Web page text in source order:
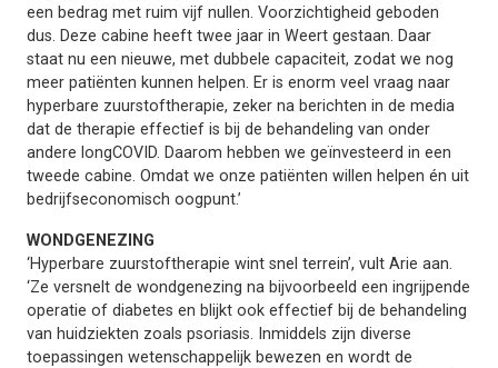
een bedrag met ruim vijf nullen. Voorzichtigheid geboden
dus. Deze cabine heeft twee jaar in Weert gestaan. Daar
staat nu een nieuwe, met dubbele capaciteit, zodat we nog
meer patiënten kunnen helpen. Er is enorm veel vraag naar
hyperbare zuurstoftherapie, zeker na berichten in de media
dat de therapie effectief is bij de behandeling van onder
andere longCOVID. Daarom hebben we geïnvesteerd in een
tweede cabine. Omdat we onze patiënten willen helpen én uit
bedrijfseconomisch oogpunt.’
WONDGENEZING
‘Hyperbare zuurstoftherapie wint snel terrein’, vult Arie aan.
‘Ze versnelt de wondgenezing na bijvoorbeeld een ingrijpende
operatie of diabetes en blijkt ook effectief bij de behandeling
van huidziekten zoals psoriasis. Inmiddels zijn diverse
toepassingen wetenschappelijk bewezen en wordt de